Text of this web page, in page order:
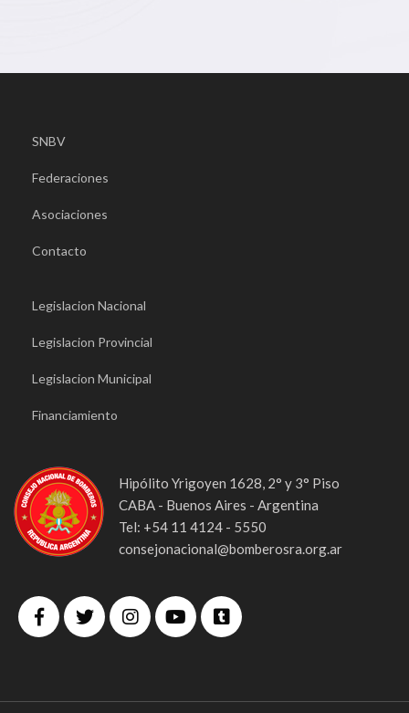
SNBV
Federaciones
Asociaciones
Contacto
Legislacion Nacional
Legislacion Provincial
Legislacion Municipal
Financiamiento
Hipólito Yrigoyen 1628, 2° y 3° Piso
CABA - Buenos Aires - Argentina
Tel: +54 11 4124 - 5550
consejonacional@bomberosra.org.ar